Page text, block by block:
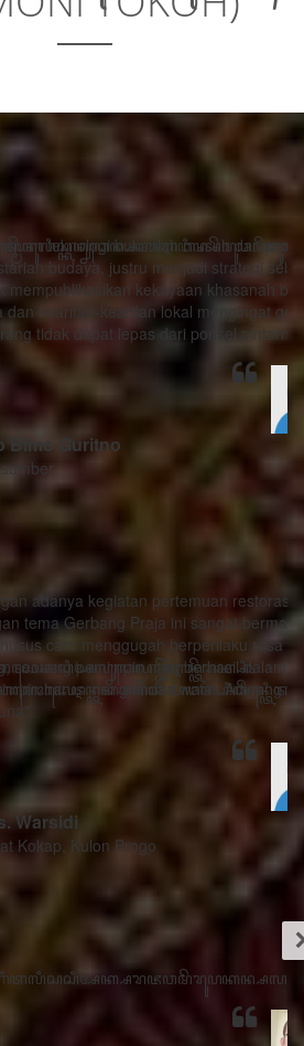
bukanlah musuh dari proses
justru menjadi strategi sebagai alat
kekayaan khasanah budaya
lokal mengingat generasi
lepas dari ponsel pintarnya.”
pertemuan restorasi sosial
Praja ini sangat bermanfaat ada
berperilaku rasa sithik
mau berhasil dalam
watak Adigang Adigung
Progo